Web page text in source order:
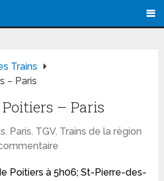
Trains
– Paris
– Paris
, Paris, TGV, Trains de la région
Poitiers à 5h06; St-Pierre-des-